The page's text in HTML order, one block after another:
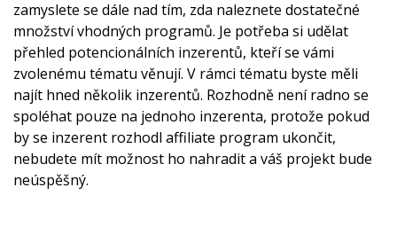
zamyslete se dále nad tím, zda naleznete dostatečné
množství vhodných programů. Je potřeba si udělat
přehled potencionálních inzerentů, kteří se vámi
zvolenému tématu věnují. V rámci tématu byste měli
najít hned několik inzerentů. Rozhodně není radno se
spoléhat pouze na jednoho inzerenta, protože pokud
by se inzerent rozhodl affiliate program ukončit,
nebudete mít možnost ho nahradit a váš projekt bude
neúspěšný.